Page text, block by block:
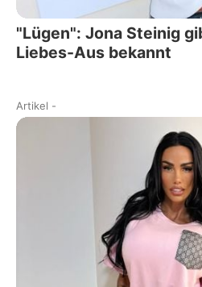
"Lügen": Jona Steinig
Liebes-Aus bekannt
Artikel -